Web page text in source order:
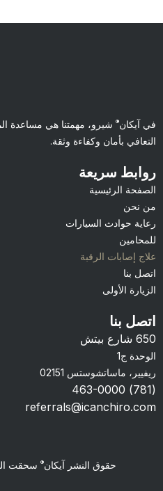
في آيكان® شيرو، مهمتنا هي مساعدة
التعافي بأمان وكفاءة وثقة.
روابط سريعة
الصفحة الرئيسية
من نحن
رعاية حوادث السيارات
للمحامين
علاج إصابات الرقبة
اتصل بنا
الزيارة الأولى
اتصل بنا
650 شارع بيتش
الوحدة ج1
ريفيير، ماساتشوستس 02151
(781) 463-0000
referrals@icanchiro.com
حقوق النشر آيكان® سحقت Spanish